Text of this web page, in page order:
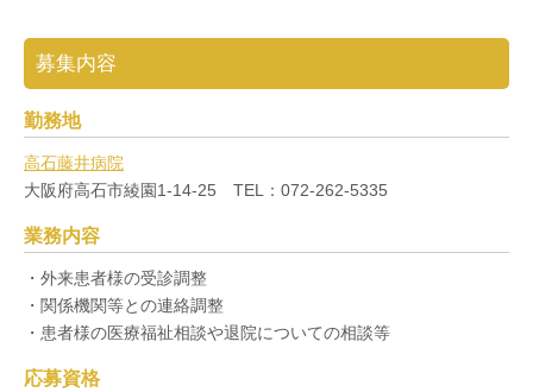
募集内容
勤務地
高石藤井病院
大阪府高石市綾園1-14-25 TEL：072-262-5335
業務内容
・外来患者様の受診調整
・関係機関等との連絡調整
・患者様の医療福祉相談や退院についての相談等
応募資格